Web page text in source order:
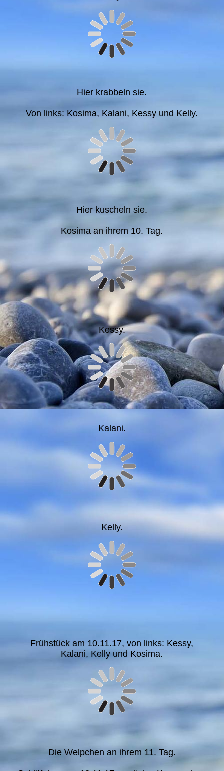
Hier krabbeln sie.
Von links: Kosima, Kalani, Kessy und Kelly.
Hier kuscheln sie.
Kosima an ihrem 10. Tag.
Kessy.
Kalani.
Kelly.
Frühstück am 10.11.17, von links: Kessy,
Kalani, Kelly und Kosima.
Die Welpchen an ihrem 11. Tag.